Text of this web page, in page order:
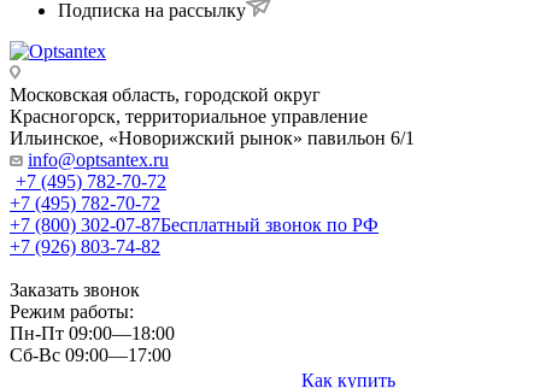
Подписка на рассылку
Московская область, городской округ
Красногорск, территориальное управление
Ильинское, «Новорижский рынок» павильон 6/1
info@optsantex.ru
+7 (495) 782-70-72
+7 (495) 782-70-72
+7 (800) 302-07-87Бесплатный звонок по РФ
+7 (926) 803-74-82
Заказать звонок
Режим работы:
Пн-Пт 09:00—18:00
Сб-Вс 09:00—17:00
Как купить